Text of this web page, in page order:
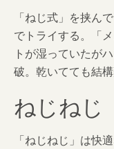
「ねじ式」を挟ん
でトライする。「
トが湿っていたが
破。乾いてても結
ねじねじ
「ねじねじ」は快